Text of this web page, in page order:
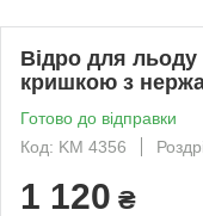
Відро для
кришкою з
Готово до відправки
Код: KM 4356
1 120 ₴